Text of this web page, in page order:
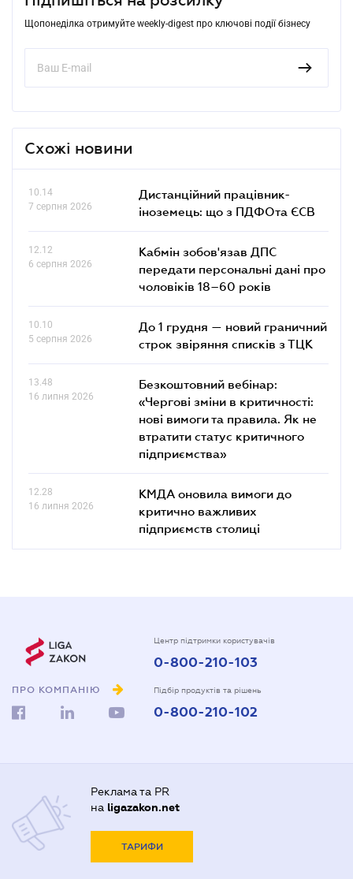
Щопонеділка отримуйте weekly-digest про ключові події бізнесу
Схожі новини
10.14
7 серпня 2026
Дистанційний працівник-
іноземець: що з ПДФОта ЄСВ
12.12
6 серпня 2026
Кабмін зобов'язав ДПС
передати персональні дані про
чоловіків 18–60 років
10.10
5 серпня 2026
До 1 грудня — новий граничний
строк звіряння списків з ТЦК
13.48
16 липня 2026
Безкоштовний вебінар:
«Чергові зміни в критичності:
нові вимоги та правила. Як не
втратити статус критичного
підприємства»
12.28
16 липня 2026
КМДА оновила вимоги до
критично важливих
підприємств столиці
ПРО КОМПАНІЮ
Центр підтримки користувачів
0-800-210-103
Підбір продуктів та рішень
0-800-210-102
Реклама та PR
на ligazakon.net
ТАРИФИ